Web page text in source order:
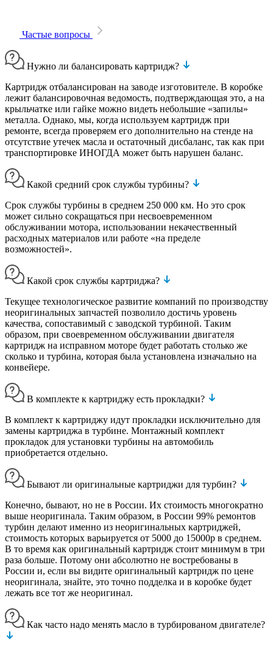
Частые вопросы
Нужно ли балансировать картридж?
Картридж отбалансирован на заводе изготовителе. В коробке
лежит балансировочная ведомость, подтверждающая это, а на
крыльчатке или гайке можно видеть небольшие «запилы»
металла. Однако, мы, когда используем картридж при
ремонте, всегда проверяем его дополнительно на стенде на
отсутствие утечек масла и остаточный дисбаланс, так как при
транспортировке ИНОГДА может быть нарушен баланс.
Какой средний срок службы турбины?
Срок службы турбины в среднем 250 000 км. Но это срок
может сильно сокращаться при несвоевременном
обслуживании мотора, использовании некачественный
расходных материалов или работе «на пределе
возможностей».
Какой срок службы картриджа?
Текущее технологическое развитие компаний по производству
неоригинальных запчастей позволило достичь уровень
качества, сопоставимый с заводской турбиной. Таким
образом, при своевременном обслуживании двигателя
картридж на исправном моторе будет работать столько же
сколько и турбина, которая была установлена изначально на
конвейере.
В комплекте к картриджу есть прокладки?
В комплект к картриджу идут прокладки исключительно для
замены картриджа в турбине. Монтажный комплект
прокладок для установки турбины на автомобиль
приобретается отдельно.
Бывают ли оригинальные картриджи для турбин?
Конечно, бывают, но не в России. Их стоимость многократно
выше неоригинала. Таким образом, в России 99% ремонтов
турбин делают именно из неоригинальных картриджей,
стоимость которых варьируется от 5000 до 15000р в среднем.
В то время как оригинальный картридж стоит минимум в три
раза больше. Потому они абсолютно не востребованы в
России и, если вы видите оригинальный картридж по цене
неоригинала, знайте, это точно подделка и в коробке будет
лежать все тот же неоригинал.
Как часто надо менять масло в турбированом двигателе?